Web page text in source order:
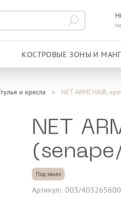
КОСТРОВЫЕ ЗОНЫ И
и кресла NET ARMCHAIR,
NET
Под заказ
Артикул: 003/